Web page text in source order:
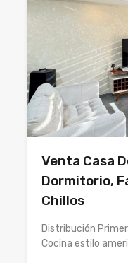
Venta Casa
Dormitorio,
Chillos
Distribución
Cocina estilo